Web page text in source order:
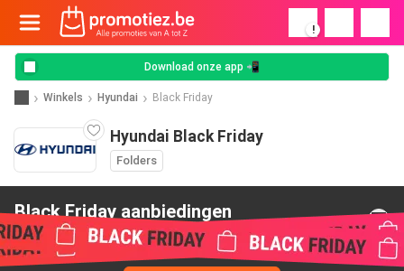
!
Download onze app 📲
Winkels Hyundai Black Friday
Hyundai Black Friday
Folders
Black Friday aanbiedingen
van Hyundai